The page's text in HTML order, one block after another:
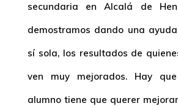
secundaria en Alcalá de
demostramos dando una
sí sola, los resultados de
ven muy mejorados. Hay
alumno tiene que querer